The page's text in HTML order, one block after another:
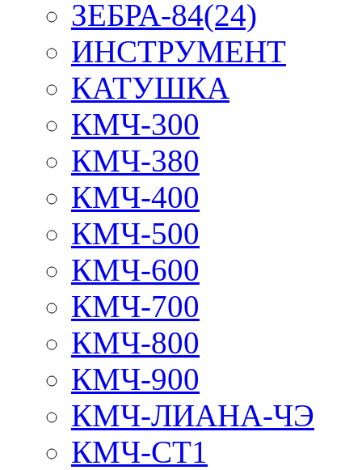
ЗЕБРА-84(24)
ИНСТРУМЕНТ
КАТУШКА
КМЧ-300
КМЧ-380
КМЧ-400
КМЧ-500
КМЧ-600
КМЧ-700
КМЧ-800
КМЧ-900
КМЧ-ЛИАНА-ЧЭ
КМЧ-СТ1